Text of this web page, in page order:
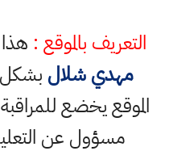
التعريف بالموقع :
مهدي شلال
الموقع يخضع
مسؤول عن